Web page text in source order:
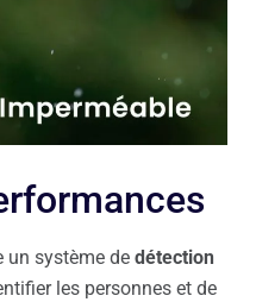
un système de détection
les personnes et de